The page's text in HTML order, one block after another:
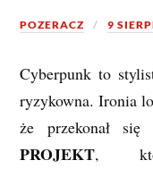
POZERACZ 9
Cyberpunk to
ryzykowna. Ironia
że przekonał
PROJEKT,